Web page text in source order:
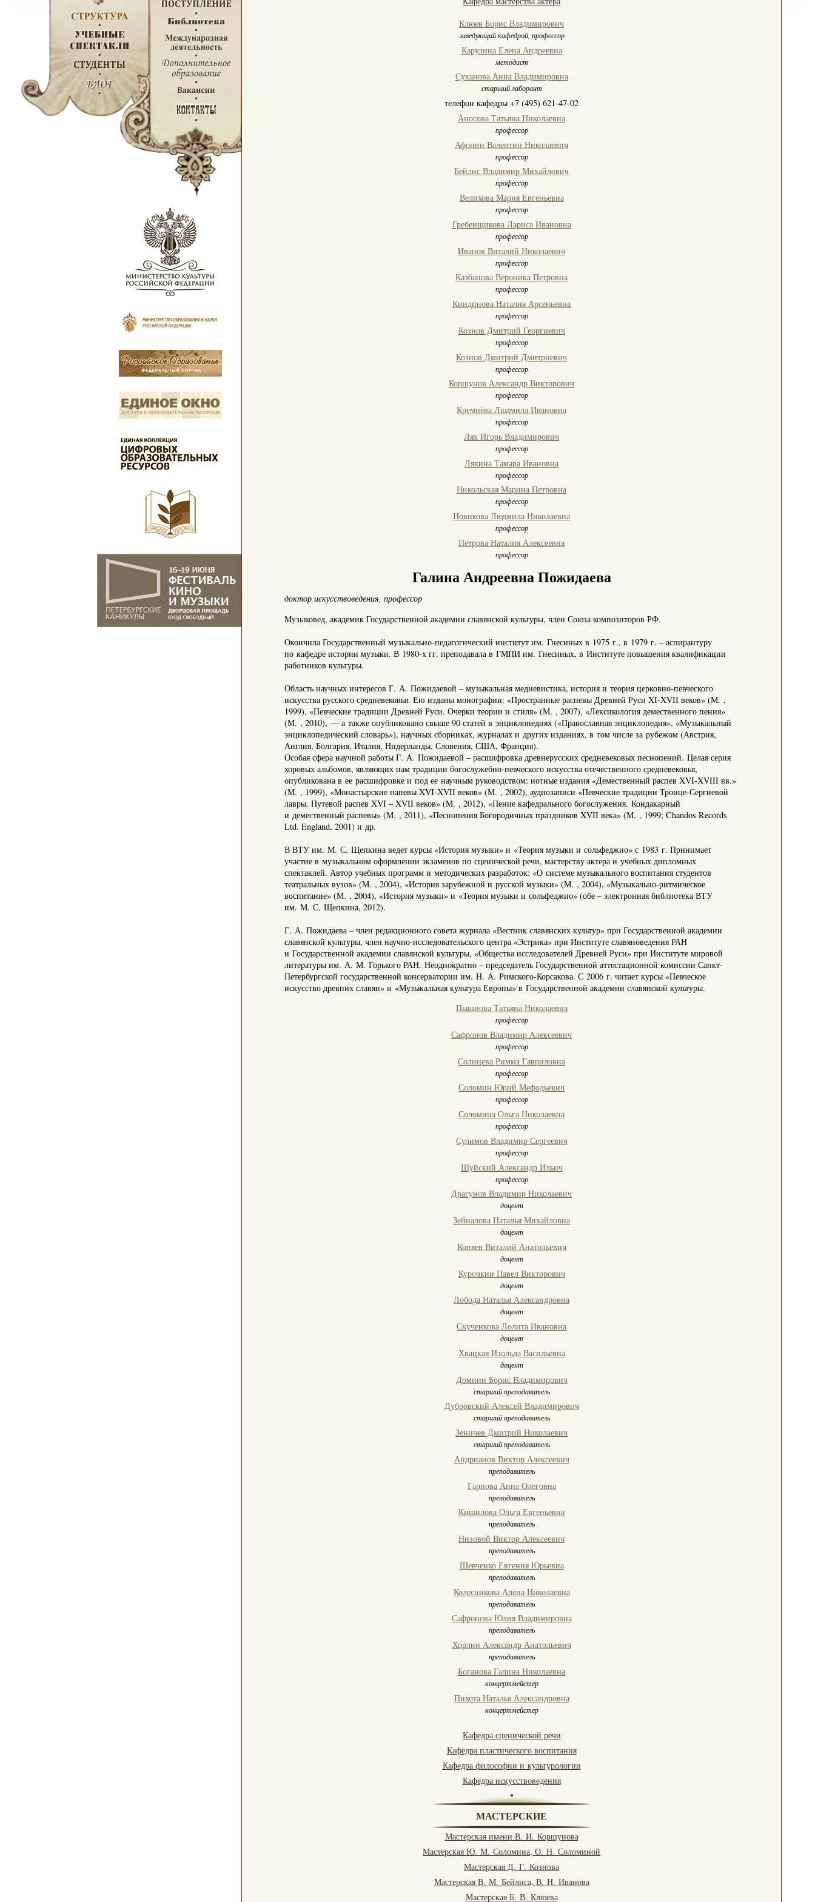
Клюев Борис Владимирович
заведующий кафедрой, профессор
Карулина Елена Андреевна
методист
Суханова Анна Владимировна
старший лаборант
телефон кафедры +7 (495) 621-47-02
Аносова Татьяна Николаевна
профессор
Афонин Валентин Николаевич
профессор
Бейлис Владимир Михайлович
профессор
Велихова Мария Евгеньевна
профессор
Гребенщикова Лариса Ивановна
профессор
Иванов Виталий Николаевич
профессор
Казбанова Вероника Петровна
профессор
Киндинова Наталия Арсеньевна
профессор
Кознов Дмитрий Георгиевич
профессор
Кознов Дмитрий Дмитриевич
профессор
Коршунов Александр Викторович
профессор
Кремнёва Людмила Ивановна
профессор
Лях Игорь Владимирович
профессор
Лякина Тамара Ивановна
профессор
Никольская Марина Петровна
профессор
Новикова Людмила Николаевна
профессор
Петрова Наталия Алексеевна
профессор
Галина Андреевна Пожидаева
доктор искусствоведения, профессор
Музыковед, академик Государственной академии славянской культуры, член Союза композиторов РФ.
Окончила Государственный музыкально-педагогический институт им. Гнесиных в 1975 г., в 1979 г. – аспирантуру
по кафедре истории музыки. В 1980-х гг. преподавала в ГМПИ им. Гнесиных, в Институте повышения квалификации
работников культуры.
Область научных интересов Г. А. Пожидаевой – музыкальная медиевистика, история и теория церковно-певческого
искусства русского средневековья. Ею изданы монографии: «Пространные распевы Древней Руси XI-XVII веков» (М. ,
1999), «Певческие традиции Древней Руси. Очерки теории и стиля» (М. , 2007), «Лексикология демественного пения»
(М. , 2010), — а также опубликовано свыше 90 статей в энциклопедиях («Православная энциклопедия», «Музыкальный
энциклопедический словарь»), научных сборниках, журналах и других изданиях, в том числе за рубежом (Австрия,
Англия, Болгария, Италия, Нидерланды, Словения, США, Франция).
Особая сфера научной работы Г. А. Пожидаевой – расшифровка древнерусских средневековых песнопений. Целая серия
хоровых альбомов, являющих нам традиции богослужебно-певческого искусства отечественного средневековья,
опубликована в ее расшифровке и под ее научным руководством: нотные издания «Демественный распев XVI-XVIII вв.»
(М. , 1999), «Монастырские напевы XVI-XVII веков» (М. , 2002), аудиозаписи «Певческие традиции Троице-Сергиевой
лавры. Путевой распев XVI – XVII веков» (М. , 2012), «Пение кафедрального богослужения. Кондакарный
и демественный распевы» (М. , 2011), «Песнопения Богородичных праздников XVII века» (М. , 1999; Chandos Records
Ltd. England, 2001) и др.
В ВТУ им. М. С. Щепкина ведет курсы «История музыки» и «Теория музыки и сольфеджио» с 1983 г. Принимает
участие в музыкальном оформлении экзаменов по сценической речи, мастерству актера и учебных дипломных
спектаклей. Автор учебных программ и методических разработок: «О системе музыкального воспитания студентов
театральных вузов» (М. , 2004), «История зарубежной и русской музыки» (М. , 2004), «Музыкально-ритмическое
воспитание» (М. , 2004), «История музыки» и «Теория музыки и сольфеджио» (обе – электронная библиотека ВТУ
им. М. С. Щепкина, 2012).
Г. А. Пожидаева – член редакционного совета журнала «Вестник славянских культур» при Государственной академии
славянской культуры, член научно-исследовательского центра «Эстрика» при Институте славяноведения РАН
и Государственной академии славянской культуры, «Общества исследователей Древней Руси» при Институте мировой
литературы им. А. М. Горького РАН. Неоднократно – председатель Государственной аттестационной комиссии Санкт-
Петербургской государственной консерватории им. Н. А. Римского-Корсакова. С 2006 г. читает курсы «Певческое
искусство древних славян» и «Музыкальная культура Европы» в Государственной академии славянской культуры.
Пышнова Татьяна Николаевна
профессор
Сафронов Владимир Алексеевич
профессор
Солнцева Римма Гавриловна
профессор
Соломин Юрий Мефодьевич
профессор
Соломина Ольга Николаевна
профессор
Сулимов Владимир Сергеевич
профессор
Шуйский Александр Ильич
профессор
Драгунов Владимир Николаевич
доцент
Зейналова Наталья Михайловна
доцент
Коняев Виталий Анатольевич
доцент
Курочкин Павел Викторович
доцент
Лобода Наталья Александровна
доцент
Скученкова Лолита Ивановна
доцент
Хвацкая Изольда Васильевна
доцент
Домнин Борис Владимирович
старший преподаватель
Дубровский Алексей Владимирович
старший преподаватель
Зеничев Дмитрий Николаевич
старший преподаватель
Андрианов Виктор Алексеевич
преподаватель
Гарнова Анна Олеговна
преподаватель
Кишилова Ольга Евгеньевна
преподаватель
Низовой Виктор Алексеевич
преподаватель
Шевченко Евгения Юрьевна
преподаватель
Колесникова Алёна Николаевна
преподаватель
Сафронова Юлия Владимировна
преподаватель
Хорлин Александр Анатольевич
преподаватель
Боганова Галина Николаевна
концертмейстер
Пихота Наталья Александровна
концертмейстер
Кафедра сценической речи
Кафедра пластического воспитания
Кафедра философии и культурологии
Кафедра искусствоведения
МАСТЕРСКИЕ
Мастерская имени В. И. Коршунова
Мастерская Ю. М. Соломина, О. Н. Соломиной
Мастерская Д. Г. Кознова
Мастерская В. М. Бейлиса, В. Н. Иванова
Мастерская Б. В. Клюева